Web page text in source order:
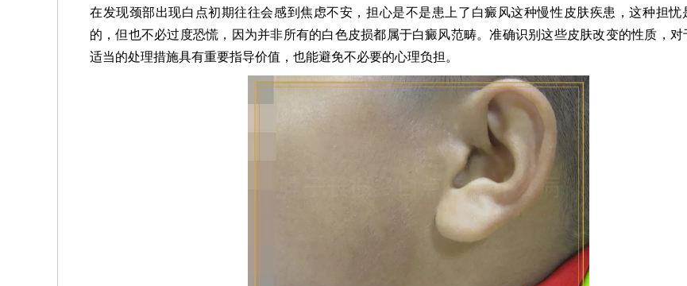
在发现颈部出现白点初期往往会感到焦虑不安，担心是不是患上了白癜风这种慢性皮肤疾患，这种担忧
的，但也不必过度恐慌，因为并非所有的白色皮损都属于白癜风范畴。准确识别这些皮肤改变的性质，对
适当的处理措施具有重要指导价值，也能避免不必要的心理负担。